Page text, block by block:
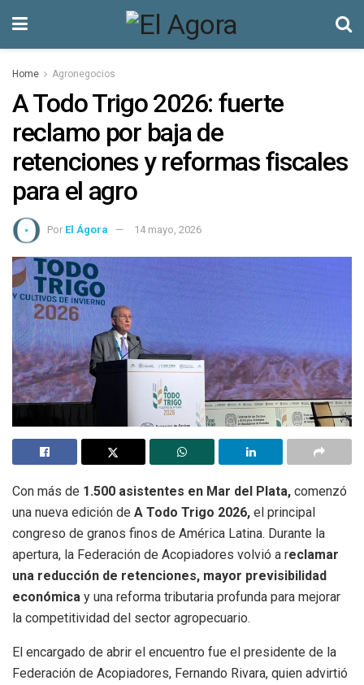
Home Agronegocios
A Todo Trigo 2026: fuerte
reclamo por baja de
retenciones y reformas fiscales
para el agro
Por El Ágora 14 mayo, 2026
Con más de 1.500 asistentes en Mar del Plata, comenzó
una nueva edición de A Todo Trigo 2026, el principal
congreso de granos finos de América Latina. Durante la
apertura, la Federación de Acopiadores volvió a reclamar
una reducción de retenciones, mayor previsibilidad
económica y una reforma tributaria profunda para mejorar
la competitividad del sector agropecuario.
El encargado de abrir el encuentro fue el presidente de la
Federación de Acopiadores, Fernando Rivara, quien advirtió